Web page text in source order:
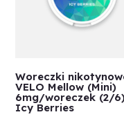
Woreczki
VELO Mellow (Mini)
6mg/woreczek (2/
Icy Berries